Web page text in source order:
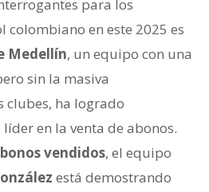
para los
en este 2025 es
Medellín, un equipo con una
sin la masiva
clubes, ha logrado
en la venta de abonos.
vendidos, el equipo
está demostrando